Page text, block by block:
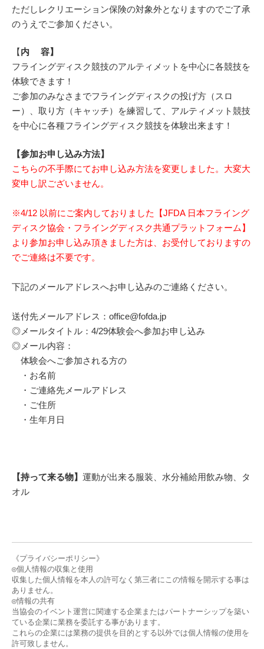
ただしレクリエーション保険の対象外となりますのでご了承
のうえでご参加ください。
【内 容】
フライングディスク競技のアルティメットを中心に各競技を
体験できます！
ご参加のみなさまでフライングディスクの投げ方（スロ
ー）、取り方（キャッチ）を練習して、アルティメット競技
を中心に各種フライングディスク競技を体験出来ます！
【参加お申し込み方法】
こちらの不手際にてお申し込み方法を変更しました。大変大
変申し訳ございません。
※4/12 以前にご案内しておりました【JFDA 日本フライング
ディスク協会・フライングディスク共通プラットフォーム】
より参加お申し込み頂きました方は、お受付しておりますの
でご連絡は不要です。
下記のメールアドレスへお申し込みのご連絡ください。
送付先メールアドレス：office@fofda.jp
◎メールタイトル：4/29体験会へ参加お申し込み
◎メール内容：
体験会へご参加される方の
・お名前
・ご連絡先メールアドレス
・ご住所
・生年月日
【持って来る物】 運動が出来る服装、水分補給用飲み物、タ
オル
《プライバシーポリシー》
◎個人情報の収集と使用
収集した個人情報を本人の許可なく第三者にこの情報を開示する事は
ありません。
◎情報の共有
当協会のイベント運営に関連する企業またはパートナーシップを築い
ている企業に業務を委託する事があります。
これらの企業には業務の提供を目的とする以外では個人情報の使用を
許可致しません。